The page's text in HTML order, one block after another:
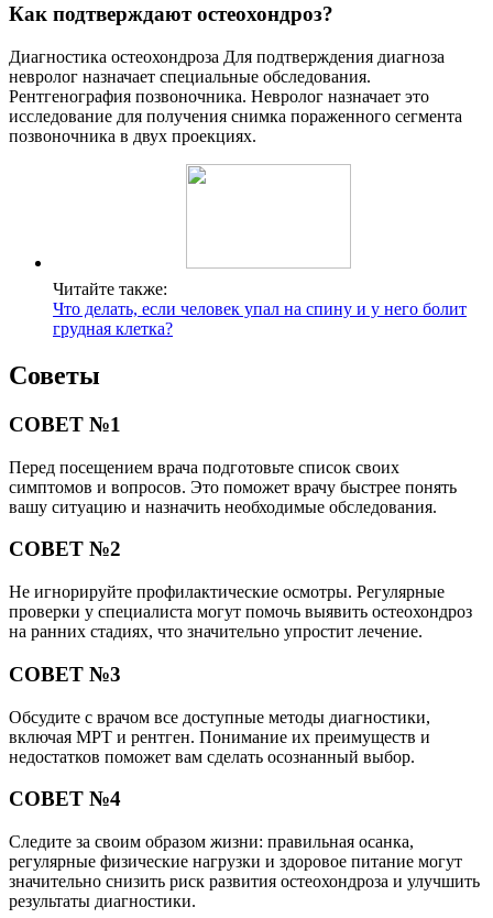
Как подтверждают остеохондроз?
Диагностика остеохондроза Для подтверждения диагноза
невролог назначает специальные обследования.
Рентгенография позвоночника. Невролог назначает это
исследование для получения снимка пораженного сегмента
позвоночника в двух проекциях.
Читайте также:
Что делать, если человек упал на спину и у него болит
грудная клетка?
Советы
СОВЕТ №1
Перед посещением врача подготовьте список своих
симптомов и вопросов. Это поможет врачу быстрее понять
вашу ситуацию и назначить необходимые обследования.
СОВЕТ №2
Не игнорируйте профилактические осмотры. Регулярные
проверки у специалиста могут помочь выявить остеохондроз
на ранних стадиях, что значительно упростит лечение.
СОВЕТ №3
Обсудите с врачом все доступные методы диагностики,
включая МРТ и рентген. Понимание их преимуществ и
недостатков поможет вам сделать осознанный выбор.
СОВЕТ №4
Следите за своим образом жизни: правильная осанка,
регулярные физические нагрузки и здоровое питание могут
значительно снизить риск развития остеохондроза и улучшить
результаты диагностики.